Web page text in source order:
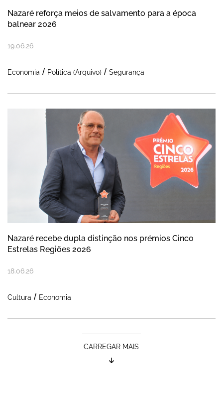
Nazaré reforça meios de salvamento para a época
balnear 2026
19.06.26
Economia Política (Arquivo) Segurança
Nazaré recebe dupla distinção nos
Nazaré recebe dupla distinção nos prémios Cinco
Estrelas Regiões 2026
18.06.26
Cultura Economia
CARREGAR MAIS